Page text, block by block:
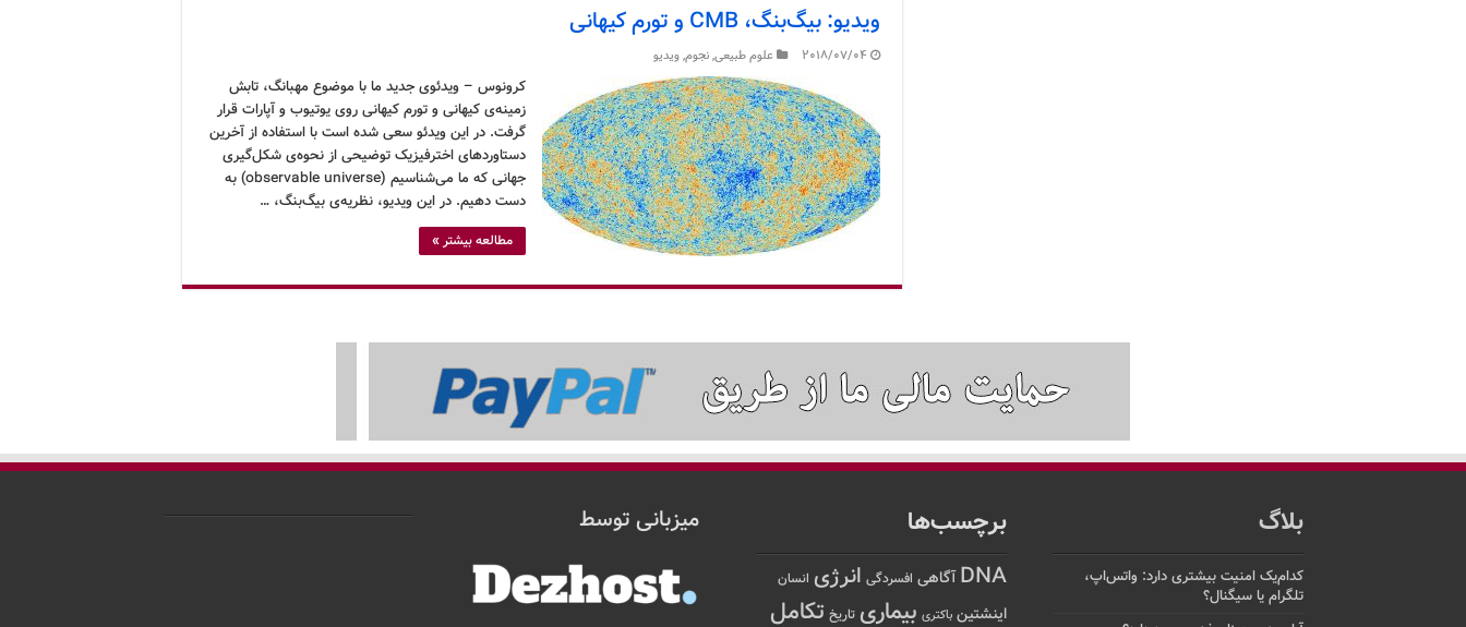
ویدیو: بیگ‌بنگ، CMB و تورم کیهانی
2018/07/04 علوم طبیعی,نجوم,ویدیو
کرونوس – ویدئوی جدید ما با موضوع مهبانگ، تابش
زمینه‌ی کیهانی و تورم کیهانی روی یوتیوب و آپارات قرار
گرفت. در این ویدئو سعی شده است با استفاده از آخرین
دستاوردهای اخترفیزیک توضیحی از نحوه‌ی شکل‌گیری
جهانی که ما می‌شناسیم (observable universe) به
دست دهیم. در این ویدیو، نظریه‌ی بیگ‌بنگ، …
مطالعه بیشتر »
بلاگ
کدام‌یک امنیت بیشتری دارد: واتس‌اپ،
تلگرام یا سیگنال؟
برچسب‌ها
DNA آگاهی افسردگی انرژی انسان
اینشتین باکتری بیماری تاریخ تکامل
میزبانی توسط